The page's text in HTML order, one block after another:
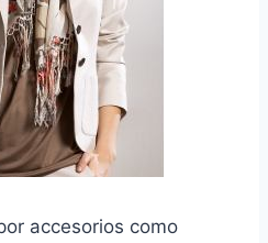
accesorios como